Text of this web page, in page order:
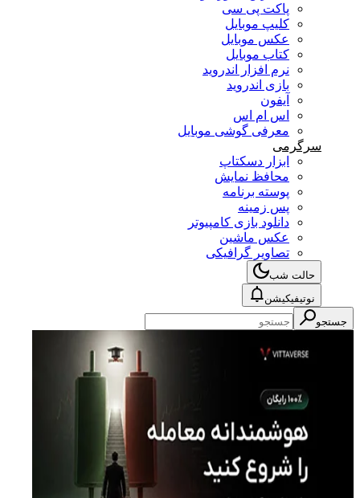
پاکت پی سی
کلیپ موبایل
عکس موبایل
کتاب موبایل
نرم افزار اندروید
بازی اندروید
آیفون
اس ام اس
معرفی گوشی موبایل
سرگرمی
ابزار دسکتاپ
محافظ نمایش
پوسته برنامه
پس زمینه
دانلود بازی کامپیوتر
عکس ماشین
تصاویر گرافیکی
حالت شب
نوتیفیکیشن
جستجو